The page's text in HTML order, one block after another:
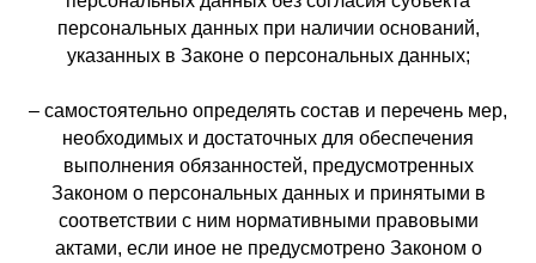
персональных данных при наличии оснований,
указанных в Законе о персональных данных;
– самостоятельно определять состав и перечень мер,
необходимых и достаточных для обеспечения
выполнения обязанностей, предусмотренных
Законом о персональных данных и принятыми в
соответствии с ним нормативными правовыми
актами, если иное не предусмотрено Законом о